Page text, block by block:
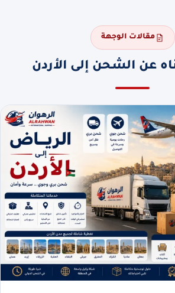
مقالات الوجهة
عن الشحن إلى الأردن